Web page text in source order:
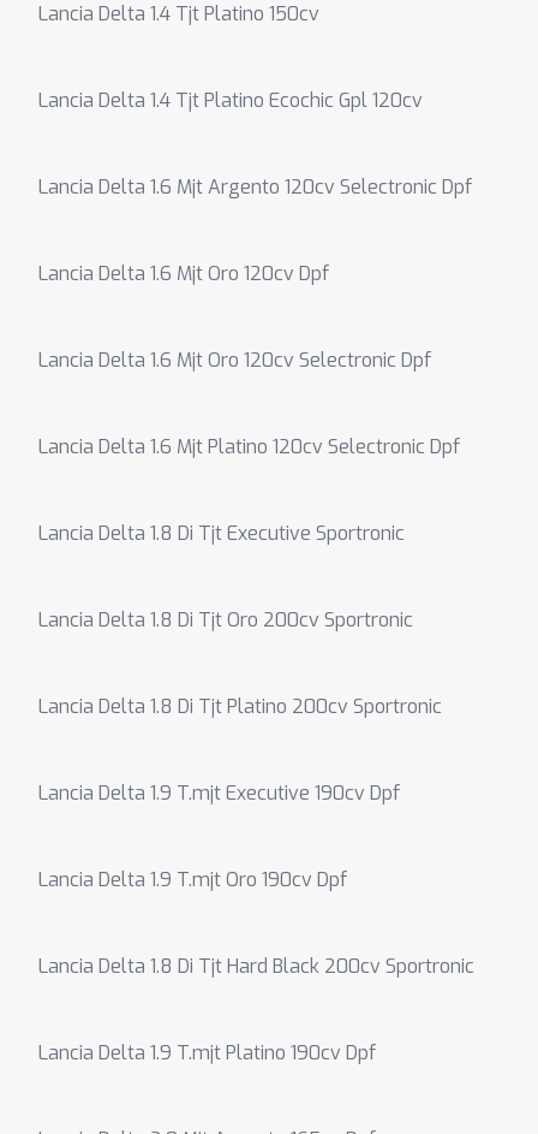
Lancia Delta 1.4 Tjt Platino 150cv
Lancia Delta 1.4 Tjt Platino Ecochic Gpl 120cv
Lancia Delta 1.6 Mjt Argento 120cv Selectronic Dpf
Lancia Delta 1.6 Mjt Oro 120cv Dpf
Lancia Delta 1.6 Mjt Oro 120cv Selectronic Dpf
Lancia Delta 1.6 Mjt Platino 120cv Selectronic Dpf
Lancia Delta 1.8 Di Tjt Executive Sportronic
Lancia Delta 1.8 Di Tjt Oro 200cv Sportronic
Lancia Delta 1.8 Di Tjt Platino 200cv Sportronic
Lancia Delta 1.9 T.mjt Executive 190cv Dpf
Lancia Delta 1.9 T.mjt Oro 190cv Dpf
Lancia Delta 1.8 Di Tjt Hard Black 200cv Sportronic
Lancia Delta 1.9 T.mjt Platino 190cv Dpf